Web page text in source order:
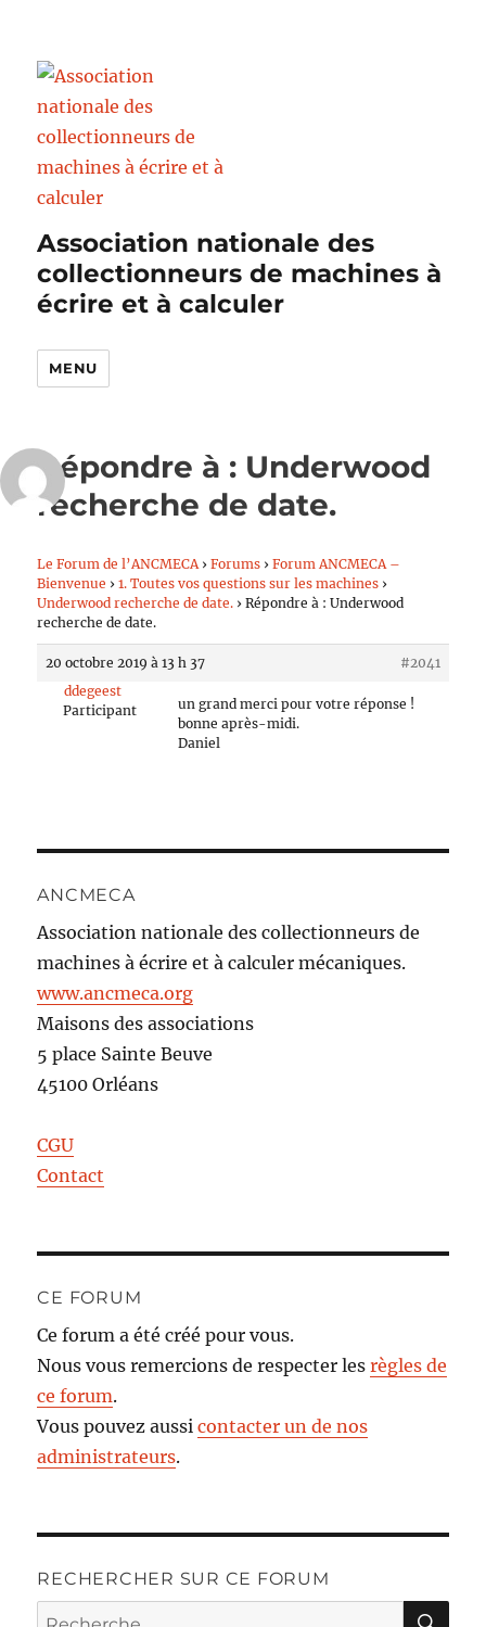
Association nationale des
collectionneurs de machines à
écrire et à calculer
MENU
Répondre à : Underwood
recherche de date.
Le Forum de l’ANCMECA › Forums › Forum ANCMECA –
Bienvenue › 1. Toutes vos questions sur les machines ›
Underwood recherche de date. › Répondre à : Underwood
recherche de date.
20 octobre 2019 à 13 h 37
#2041
ddegeest
Participant
un grand merci pour votre réponse !
bonne après-midi.
Daniel
ANCMECA
Association nationale des collectionneurs de
machines à écrire et à calculer mécaniques.
www.ancmeca.org
Maisons des associations
5 place Sainte Beuve
45100 Orléans
CGU
Contact
CE FORUM
Ce forum a été créé pour vous.
Nous vous remercions de respecter lesrègles de
ce forum.
Vous pouvez aussicontacter un de nos
administrateurs.
RECHERCHER SUR CE FORUM
Recherche